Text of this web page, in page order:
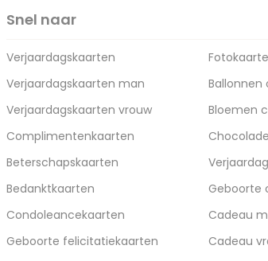
Snel naar
Verjaardagskaarten
Verjaardagskaarten man
Verjaardagskaarten vrouw
Complimentenkaarten
Beterschapskaarten
Bedanktkaarten
Condoleancekaarten
Geboorte felicitatiekaarten
Ballonnen
Bloemen
Geboorte
Cadeau
Cadeau